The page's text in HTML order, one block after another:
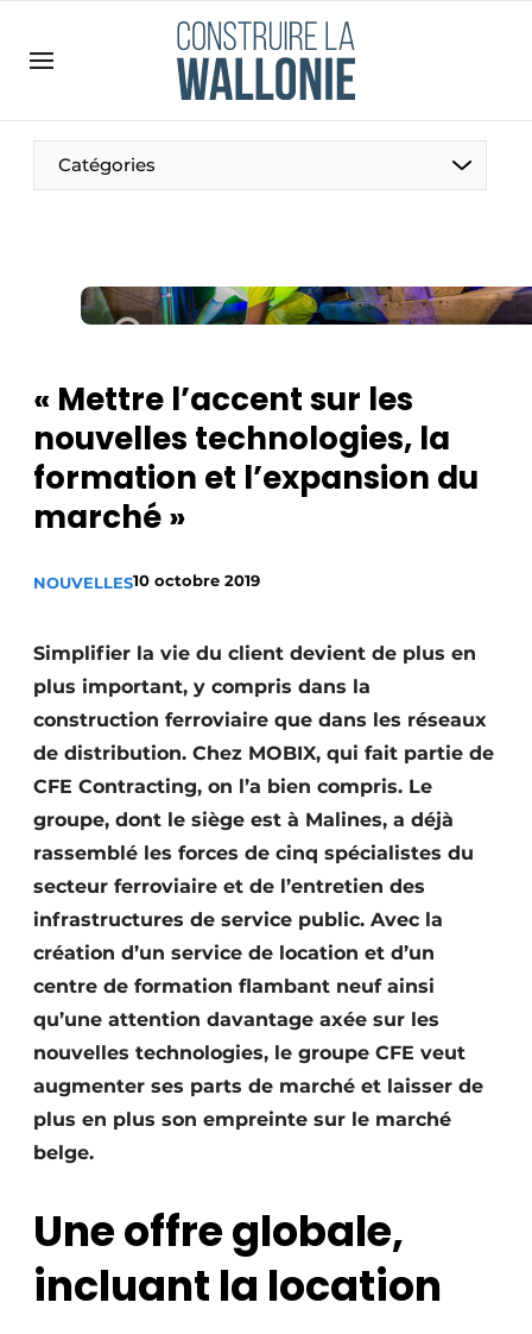
Emploi
Enregistrer une offre d’emploi
Meest gelezen
Podcasts
Privacy / Cookie statement
S’inscrire à l’événement
S’inscrire
Catégories
Construction bois
Contrôle d’accès
Éclairage
Fondations
Façades
Géotextiles
Infrastructures souterraines et égouttage
Protection solaire
Rénovation
Software
Techniques ferroviaires
« Mettre l’accent sur les
nouvelles technologies, la
formation et l’expansion du
marché »
NOUVELLES10 octobre 2019
Simplifier la vie du client devient de plus en
plus important, y compris dans la
construction ferroviaire que dans les réseaux
de distribution. Chez MOBIX, qui fait partie de
CFE Contracting, on l’a bien compris. Le
groupe, dont le siège est à Malines, a déjà
rassemblé les forces de cinq spécialistes du
secteur ferroviaire et de l’entretien des
infrastructures de service public. Avec la
création d’un service de location et d’un
centre de formation flambant neuf ainsi
qu’une attention davantage axée sur les
nouvelles technologies, le groupe CFE veut
augmenter ses parts de marché et laisser de
plus en plus son empreinte sur le marché
belge.
Une offre globale,
incluant la location